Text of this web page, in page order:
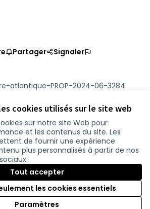
cookies utilisés sur le site web
sur notre site Web pour
et les contenus du site. Les
de fournir une expérience
plus personnalisés à partir de nos
Tout accepter
les cookies essentiels
Paramètres
Partager Signaler
atlantique-PROP-2024-06-3284
l'empreinte numérique
sur Facebook
sur Instagram
atlantique.fr sur YouTube
Licence
(Lien